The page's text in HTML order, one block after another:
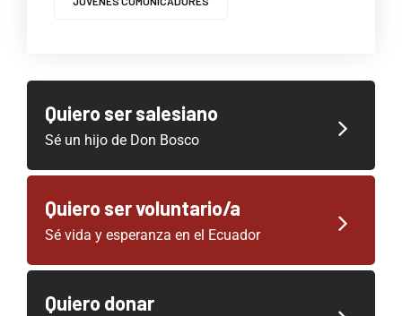
Quiero ser salesiano
Sé un hijo de Don Bosco
Quiero ser voluntario/a
Sé vida y esperanza en el Ecuador
Quiero donar